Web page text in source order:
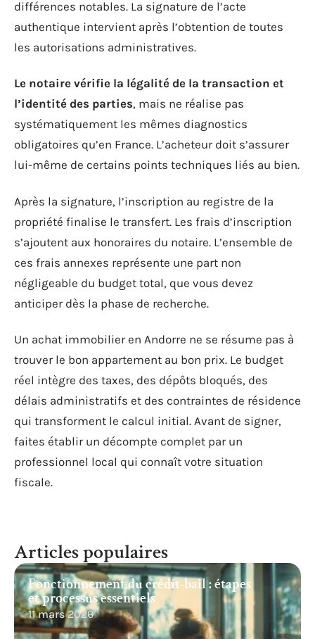
différences notables. La signature de l’acte
authentique intervient après l’obtention de toutes
les autorisations administratives.
Le notaire vérifie la légalité de la transaction et
l’identité des parties, mais ne réalise pas
systématiquement les mêmes diagnostics
obligatoires qu’en France. L’acheteur doit s’assurer
lui-même de certains points techniques liés au bien.
Après la signature, l’inscription au registre de la
propriété finalise le transfert. Les frais d’inscription
s’ajoutent aux honoraires du notaire. L’ensemble de
ces frais annexes représente une part non
négligeable du budget total, que vous devez
anticiper dès la phase de recherche.
Un achat immobilier en Andorre ne se résume pas à
trouver le bon appartement au bon prix. Le budget
réel intègre des taxes, des dépôts bloqués, des
délais administratifs et des contraintes de résidence
qui transforment le calcul initial. Avant de signer,
faites établir un décompte complet par un
professionnel local qui connaît votre situation
fiscale.
Articles populaires
Fonctionnement du crédit-bail : étapes
et processus essentiels
11 mars 2026